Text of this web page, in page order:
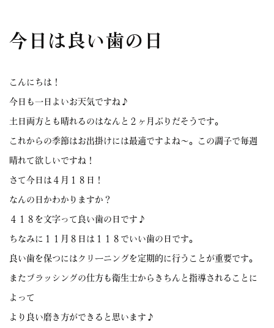
今日は良い歯の日
こんにちは！
今日も一日よいお天気ですね♪
土日両方とも晴れるのはなんと２ヶ月ぶりだそうです。
これからの季節はお出掛けには最適ですよね〜。この調子で毎週
晴れて欲しいですね！
さて今日は４月１８日！
なんの日かわかりますか？
４１８を文字って良い歯の日です♪
ちなみに１１月８日は１１８でいい歯の日です。
良い歯を保つにはクリーニングを定期的に行うことが重要です。
またブラッシングの仕方も衛生士からきちんと指導されることに
よって
より良い磨き方ができると思います♪